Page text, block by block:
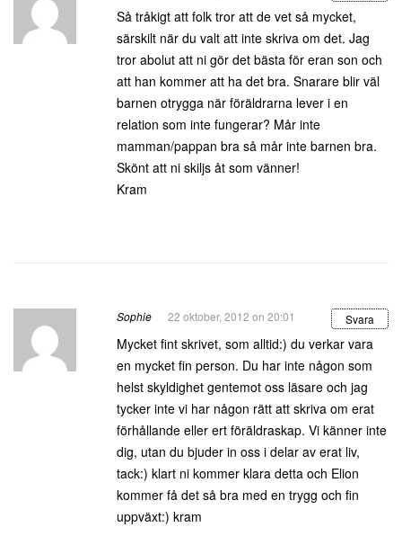
Så tråkigt att folk tror att de vet så mycket,
särskilt när du valt att inte skriva om det. Jag
tror abolut att ni gör det bästa för eran son och
att han kommer att ha det bra. Snarare blir väl
barnen otrygga när föräldrarna lever i en
relation som inte fungerar? Mår inte
mamman/pappan bra så mår inte barnen bra.
Skönt att ni skiljs åt som vänner!
Kram
Sophie 22 oktober, 2012 on 20:01 Svara
Mycket fint skrivet, som alltid:) du verkar vara
en mycket fin person. Du har inte någon som
helst skyldighet gentemot oss läsare och jag
tycker inte vi har någon rätt att skriva om erat
förhållande eller ert föräldraskap. Vi känner inte
dig, utan du bjuder in oss i delar av erat liv,
tack:) klart ni kommer klara detta och Elion
kommer få det så bra med en trygg och fin
uppväxt:) kram